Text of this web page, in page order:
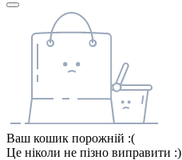
Ваш кошик порожній :(
Це ніколи не пізно виправити :)